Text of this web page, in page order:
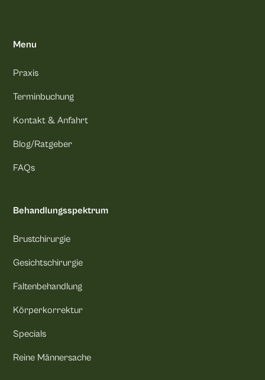
Menu
Praxis
Terminbuchung
Kontakt & Anfahrt
Blog/Ratgeber
FAQs
Behandlungsspektrum
Brustchirurgie
Gesichtschirurgie
Faltenbehandlung
Körperkorrektur
Specials
Reine Männersache